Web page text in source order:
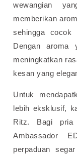
wewangian
memberikan
sehingga cocok
Dengan aroma
meningkatkan
kesan yang
Untuk
lebih eksklusif,
Ritz. Bagi pria
Ambassador
perpaduan